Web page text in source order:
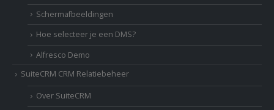
Schermafbeeldingen
Hoe selecteer je een DMS?
Alfresco Demo
SuiteCRM CRM Relatiebeheer
Over SuiteCRM